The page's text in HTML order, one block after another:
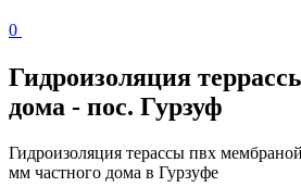
0
Гидроизоляция
дома - пос. Гурзуф
Гидроизоляция терассы пвх
мм частного дома в Гурзуфе